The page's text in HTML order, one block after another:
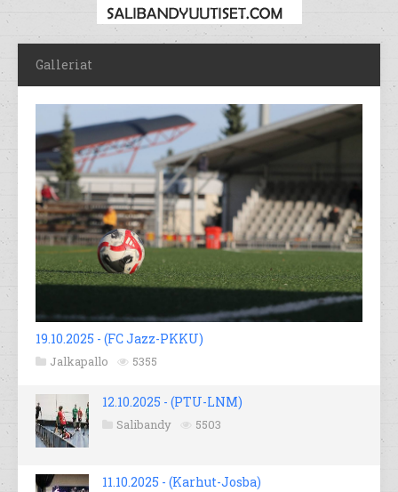
Galleriat
19.10.2025 - (FC Jazz-PKKU)
Jalkapallo 5355
12.10.2025 - (PTU-LNM)
Salibandy 5503
11.10.2025 - (Karhut-Josba)